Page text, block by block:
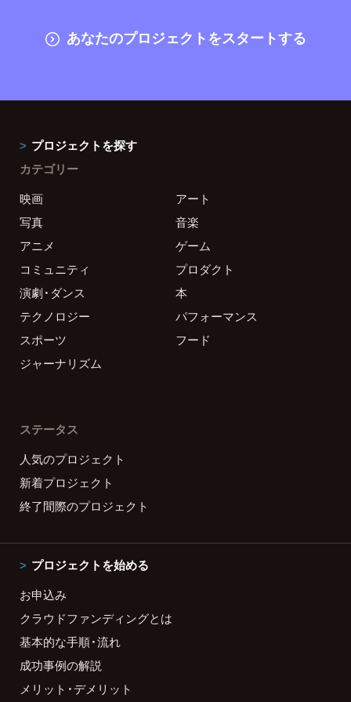
あなたのプロジェクトをスタートする
プロジェクトを探す
カテゴリー
映画
アート
写真
音楽
アニメ
ゲーム
コミュニティ
プロダクト
演劇・ダンス
本
テクノロジー
パフォーマンス
スポーツ
フード
ジャーナリズム
ステータス
人気のプロジェクト
新着プロジェクト
終了間際のプロジェクト
プロジェクトを始める
お申込み
クラウドファンディングとは
基本的な手順・流れ
成功事例の解説
メリット・デメリット